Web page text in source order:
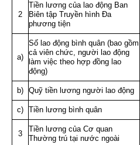
2
Tiền lương của lao động Ban
Biên tập Truyền hình Đa
phương tiện
a)
Số lao động bình quân (bao gồm
cả viên chức, người lao động
làm việc theo hợp đồng lao
động)
b) Quỹ tiền lương người lao động
c) Tiền lương bình quân
3
Tiền lương của Cơ quan
Thường trú tại nước ngoài